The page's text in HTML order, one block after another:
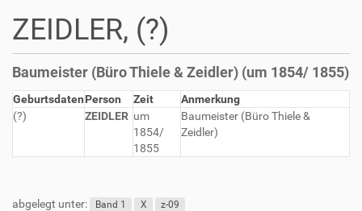
ZEIDLER, (?)
Baumeister (Büro Thiele & Zeidler) (um 1854/ 1855)
GeburtsdatenPerson Zeit
Anmerkung
(?)
ZEIDLER um
1854/
1855
Baumeister (Büro Thiele &
Zeidler)
abgelegt unter: Band 1 X z-09